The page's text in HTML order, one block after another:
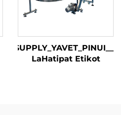
_SUPPLY_YAVET_PINUI_
LaHatipat Etikot